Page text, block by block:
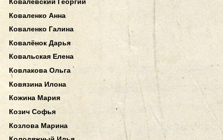
Коваленко Анна
Коваленко Галина
Ковалёнок Дарья
Ковальская Елена
Ковлакова Ольга
Ковязина Илона
Кожина Мария
Козич Софья
Козлова Марина